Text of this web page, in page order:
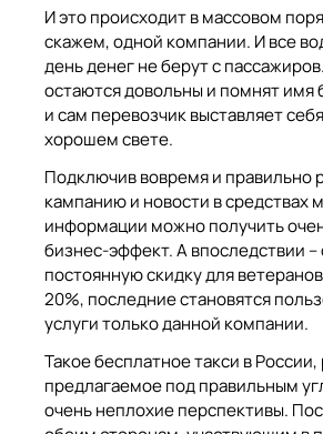
И это происходит в массовом
скажем, одной компании. И все
день денег не берут с
остаются довольны и помнят имя
и сам перевозчик выставляет
хорошем свете.
Подключив вовремя и правильно
кампанию и новости в средствах
информации можно получить
бизнес-эффект. А впоследствии –
постоянную скидку для
20%, последние становятся
услуги только данной компании.
Такое бесплатное такси в
предлагаемое под правильным
очень неплохие перспективы.